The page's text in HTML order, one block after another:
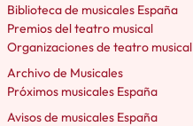
Biblioteca de musicales España
Premios del teatro musical
Organizaciones de teatro musical
Archivo de Musicales
Próximos musicales España
Avisos de musicales España